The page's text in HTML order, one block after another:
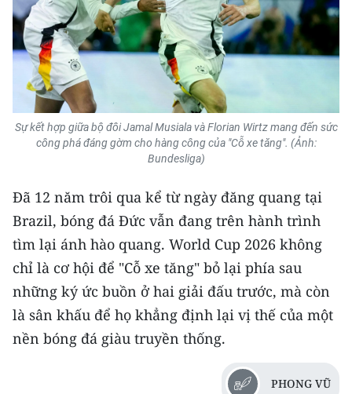
Sự kết hợp giữa bộ đôi Jamal Musiala và Florian Wirtz mang đến sức
công phá đáng gờm cho hàng công của "Cỗ xe tăng". (Ảnh:
Bundesliga)
Đã 12 năm trôi qua kể từ ngày đăng quang tại
Brazil, bóng đá Đức vẫn đang trên hành trình
tìm lại ánh hào quang. World Cup 2026 không
chỉ là cơ hội để "Cỗ xe tăng" bỏ lại phía sau
những ký ức buồn ở hai giải đấu trước, mà còn
là sân khấu để họ khẳng định lại vị thế của một
nền bóng đá giàu truyền thống.
PHONG VŨ